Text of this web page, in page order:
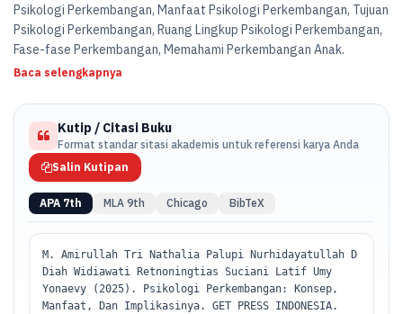
Psikologi Perkembangan, Manfaat Psikologi Perkembangan, Tujuan
Psikologi Perkembangan, Ruang Lingkup Psikologi Perkembangan,
Fase-fase Perkembangan, Memahami Perkembangan Anak.
Baca selengkapnya
Kutip / Citasi Buku
Format standar sitasi akademis untuk referensi karya Anda
Salin Kutipan
APA 7th MLA 9th Chicago BibTeX
M. Amirullah Tri Nathalia Palupi Nurhidayatullah D
Diah Widiawati Retnoningtias Suciani Latif Umy
Yonaevy (2025). Psikologi Perkembangan: Konsep,
Manfaat, Dan Implikasinya. GET PRESS INDONESIA.